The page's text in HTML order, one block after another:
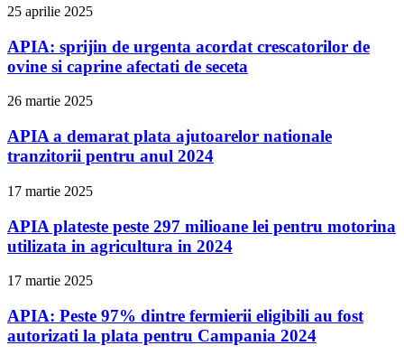
25 aprilie 2025
APIA: sprijin de urgenta acordat crescatorilor de
ovine si caprine afectati de seceta
26 martie 2025
APIA a demarat plata ajutoarelor nationale
tranzitorii pentru anul 2024
17 martie 2025
APIA plateste peste 297 milioane lei pentru motorina
utilizata in agricultura in 2024
17 martie 2025
APIA: Peste 97% dintre fermierii eligibili au fost
autorizati la plata pentru Campania 2024